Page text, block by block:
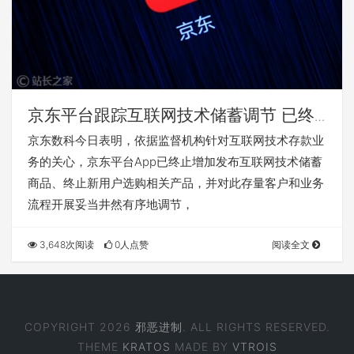
京东平台跟踪互联网技术储蓄调节 已终
止增加发布互联网技术储蓄商品
京东数科今日表明，依据监督机构针对互联网技术存款业
务的关心，京东平台App已终止增加发布互联网技术储蓄
商品、终止新用户选购相关产品，并对此存量客户和业务
流程开展妥当井然有序地调节，
3,648次阅读 0人点赞 阅读全文
COPYRIGHT 2026 邪恶进制 . ALL RIGHTS RESERVED.
THEME KRATOS MADE BY VTROIS